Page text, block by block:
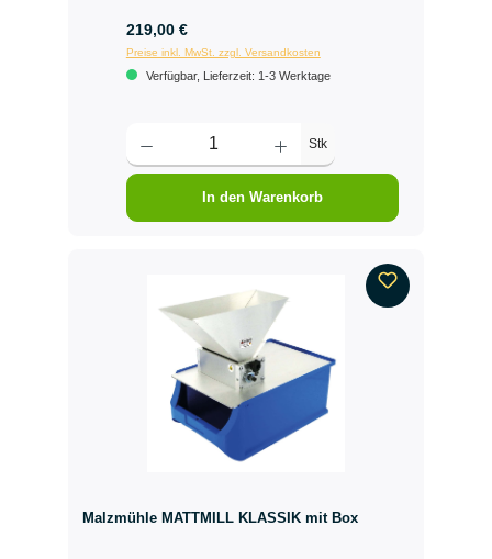
219,00 €
Preise inkl. MwSt. zzgl. Versandkosten
Verfügbar, Lieferzeit: 1-3 Werktage
Stk
In den Warenkorb
Malzmühle MATTMILL KLASSIK mit Box